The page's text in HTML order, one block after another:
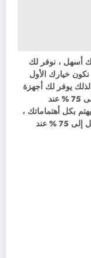
أسهل ، نوفر لك
خيارك الأول
يوفر لك أجهزة
البخار لمرضى الحساسية و الربو بخصم يصل إلى 75 % عند
بكل أهتماماتك ،
يوفر لك داش كام بكل تفاصيلها بخصم رائع يصل إلى 75 % عند